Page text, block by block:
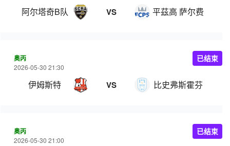
阿尔塔奇B队 VS 平茲高 萨尔费尔登
奥丙
2026-05-30 21:30
伊姆斯特 VS 比史弗斯霍芬
已结束
奥丙
2026-05-30 21:00
已结束